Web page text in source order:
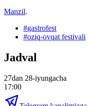
Manzil.
#gastrofest
#oziq-ovqat festivali
Jadval
27dan 28-iyungacha
17:00